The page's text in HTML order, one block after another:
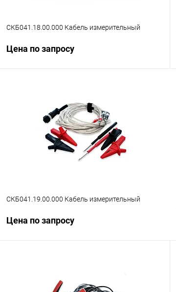
СКБ041.18.00.000 Кабель измерительный
Цена по запросу
Купить в 1 клик Сравнение
В избранное Под заказ
СКБ041.19.00.000 Кабель измерительный
Цена по запросу
Купить в 1 клик Сравнение